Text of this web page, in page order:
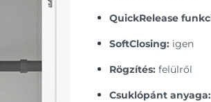
QuickRelease
SoftClosing: igen
Rögzítés: felülről
Csuklópánt anyaga: